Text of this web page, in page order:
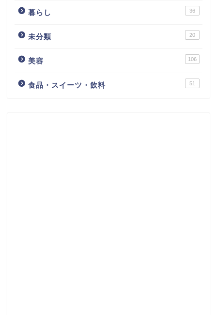
暮らし 36
未分類 20
美容 106
食品・スイーツ・飲料 51